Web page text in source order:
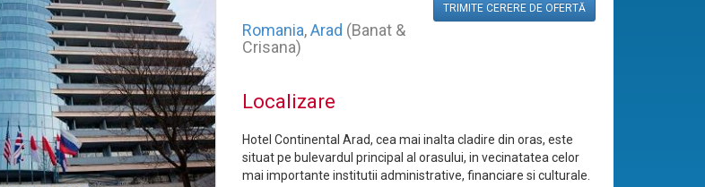
TRIMITE CERERE DE OFERTĂ
Romania,Arad (Banat &
Crisana)
Localizare
Hotel Continental Arad, cea mai inalta cladire din oras, este
situat pe bulevardul principal al orasului, in vecinatatea celor
mai importante institutii administrative, financiare si culturale.